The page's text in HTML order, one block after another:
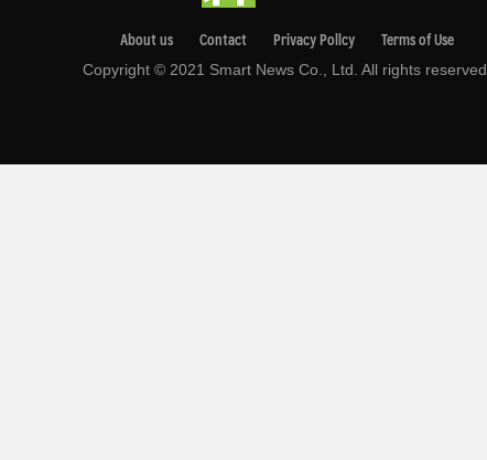
About us Contact Privacy Pollcy Terms of Use
Copyright © 2021 Smart News Co., Ltd. All rights reserved.